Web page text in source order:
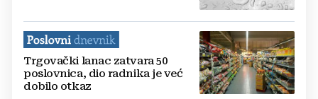
Trgovački lanac zatvara 50
poslovnica, dio radnika je već
dobilo otkaz